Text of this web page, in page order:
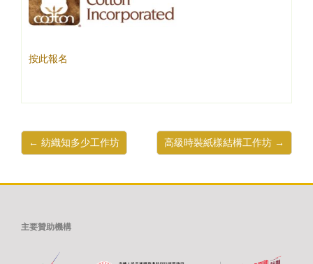
按此報名
← 紡織知多少工作坊 高級時裝紙樣結構工作坊 →
主要贊助機構